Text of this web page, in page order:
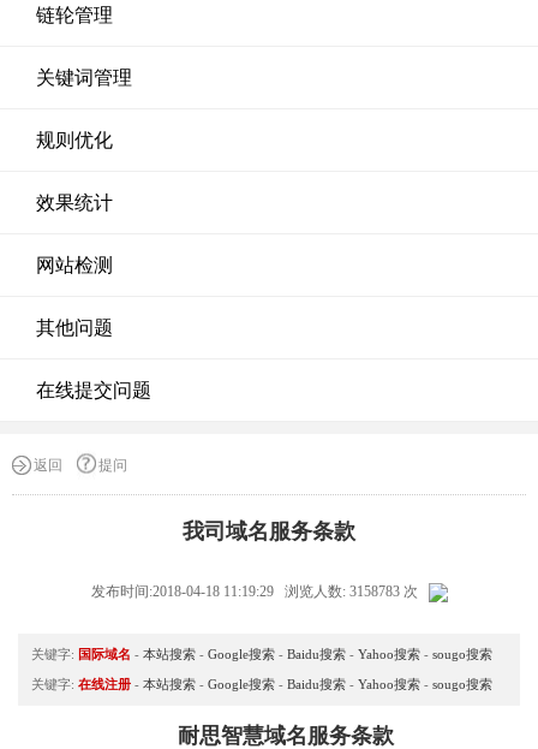
链轮管理
关键词管理
规则优化
效果统计
网站检测
其他问题
在线提交问题
返回 提问
我司域名服务条款
发布时间:2018-04-18 11:19:29 浏览人数: 3158783 次
关键字: 国际域名 - 本站搜索 - Google搜索 - Baidu搜索 - Yahoo搜索 - sougo搜索
关键字: 在线注册 - 本站搜索 - Google搜索 - Baidu搜索 - Yahoo搜索 - sougo搜索
耐思智慧域名服务条款